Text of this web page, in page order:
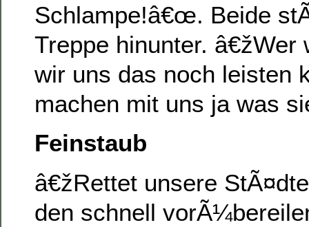
Schlampe!â€œ. Beide
Treppe hinunter. â€žWer
wir uns das noch leisten
machen mit uns ja was
Feinstaub
â€žRettet unsere
den schnell